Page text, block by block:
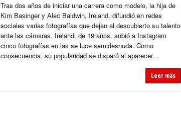
Tras dos años de iniciar una carrera como modelo, la hija de
Kim Basinger y Alec Baldwin, Ireland, difundió en redes
sociales varias fotografías que dejan al descubierto su talento
ante las cámaras. Ireland, de 19 años, subió a Instagram
cinco fotografías en las se luce semidesnuda. Como
consecuencia, su popularidad se disparó al aparecer...
Leer más